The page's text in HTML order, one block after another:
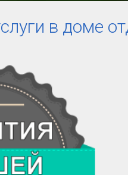
в доме